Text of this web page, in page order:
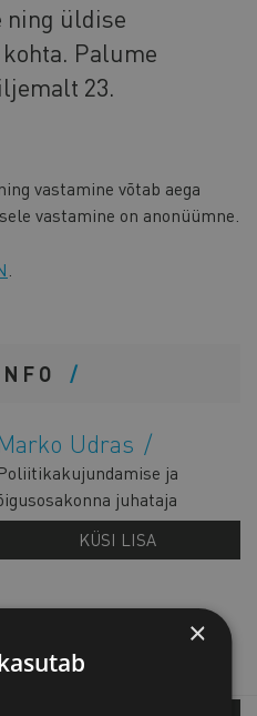
ning üldise
Palume
23.
vastamine võtab aega
vastamine on anonüümne.
Marko Udras
ja
juhataja
KÜSI LISA
×